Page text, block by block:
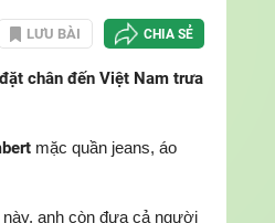
LƯU BÀI CHIA SẺ
chân đến Việt Nam trưa
mặc quần jeans, áo
anh còn đưa cả người